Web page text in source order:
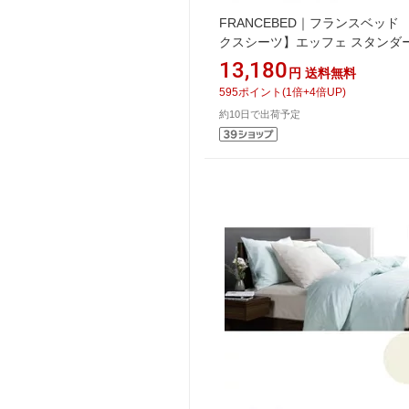
FRANCEBED｜フランスベッド
クスシーツ】エッフェ スタン
セミダブル+セミダブルサイズ(綿
100%/245×195×35cm/キナリ)
スベッド
13,180 円 送料無料
595ポイント (1 倍+4倍UP)
約10日で出荷予定